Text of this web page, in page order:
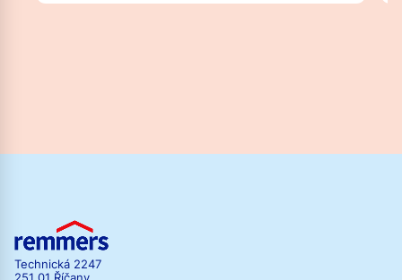
Technická 2247